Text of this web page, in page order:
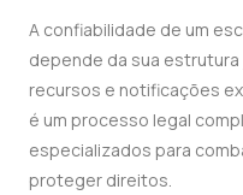
A confiabilidade de um
depende da sua
recursos e notificações
é um processo legal
especializados para
proteger direitos.